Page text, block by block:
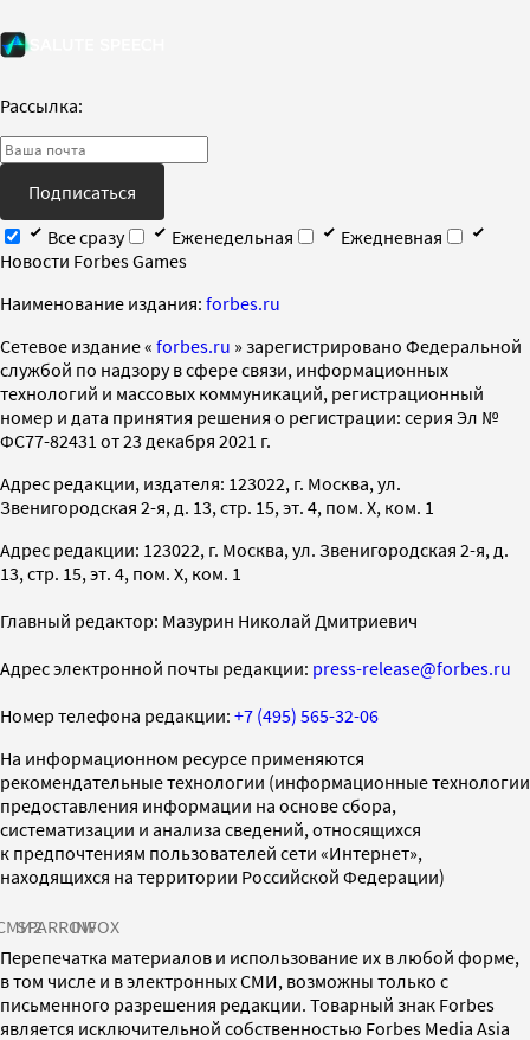
Рассылка:
Подписаться
Все сразу
Еженедельная
Ежедневная
Новости Forbes Games
Наименование издания: forbes.ru
Cетевое издание « forbes.ru » зарегистрировано Федеральной
службой по надзору в сфере связи, информационных
технологий и массовых коммуникаций, регистрационный
номер и дата принятия решения о регистрации: серия Эл №
ФС77-82431 от 23 декабря 2021 г.
Адрес редакции, издателя: 123022, г. Москва, ул.
Звенигородская 2-я, д. 13, стр. 15, эт. 4, пом. X, ком. 1
Адрес редакции: 123022, г. Москва, ул. Звенигородская 2-я, д.
13, стр. 15, эт. 4, пом. X, ком. 1
Главный редактор: Мазурин Николай Дмитриевич
Адрес электронной почты редакции: press-release@forbes.ru
Номер телефона редакции: +7 (495) 565-32-06
На информационном ресурсе применяются
рекомендательные технологии (информационные технологии
предоставления информации на основе сбора,
систематизации и анализа сведений, относящихся
к предпочтениям пользователей сети «Интернет»,
находящихся на территории Российской Федерации)
SPARROWINFOX
Перепечатка материалов и использование их в любой форме,
в том числе и в электронных СМИ, возможны только с
письменного разрешения редакции. Товарный знак Forbes
является исключительной собственностью Forbes Media Asia